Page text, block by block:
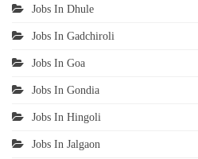
Jobs In Dhule
Jobs In Gadchiroli
Jobs In Goa
Jobs In Gondia
Jobs In Hingoli
Jobs In Jalgaon